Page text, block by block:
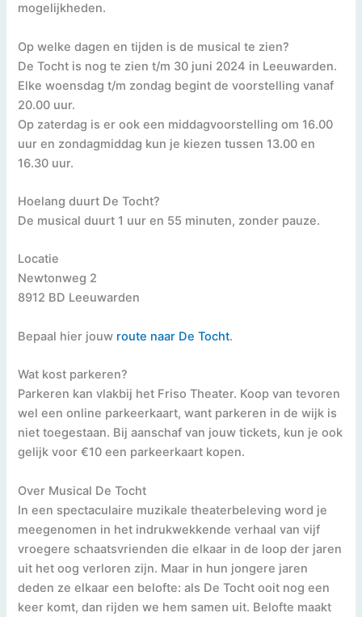
mogelijkheden.
Op welke dagen en tijden is de musical te zien?
De Tocht is nog te zien t/m 30 juni 2024 in Leeuwarden.
Elke woensdag t/m zondag begint de voorstelling vanaf
20.00 uur.
Op zaterdag is er ook een middagvoorstelling om 16.00
uur en zondagmiddag kun je kiezen tussen 13.00 en
16.30 uur.
Hoelang duurt De Tocht?
De musical duurt 1 uur en 55 minuten, zonder pauze.
Locatie
Newtonweg 2
8912 BD Leeuwarden
Bepaal hier jouw route naar De Tocht.
Wat kost parkeren?
Parkeren kan vlakbij het Friso Theater. Koop van tevoren
wel een online parkeerkaart, want parkeren in de wijk is
niet toegestaan. Bij aanschaf van jouw tickets, kun je ook
gelijk voor €10 een parkeerkaart kopen.
Over Musical De Tocht
In een spectaculaire muzikale theaterbeleving word je
meegenomen in het indrukwekkende verhaal van vijf
vroegere schaatsvrienden die elkaar in de loop der jaren
uit het oog verloren zijn. Maar in hun jongere jaren
deden ze elkaar een belofte: als De Tocht ooit nog een
keer komt, dan rijden we hem samen uit. Belofte maakt